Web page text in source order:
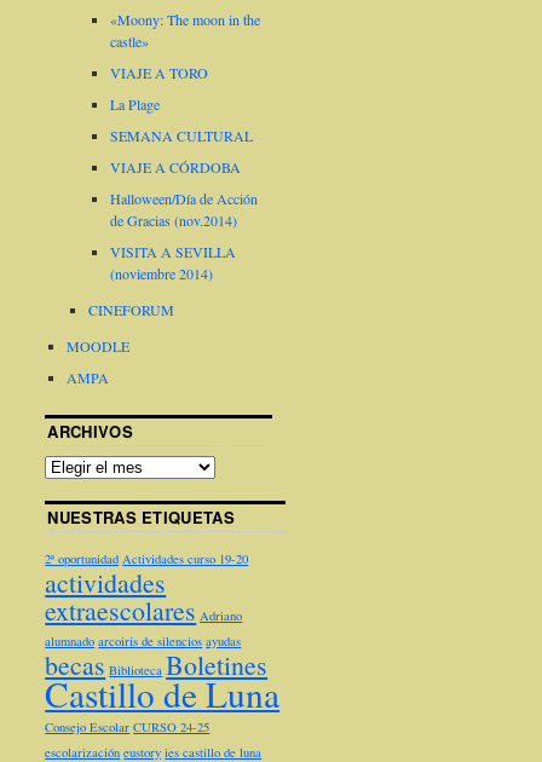
«Moony: The moon in the
castle»
VIAJE A TORO
La Plage
SEMANA CULTURAL
VIAJE A CÓRDOBA
Halloween/Día de Acción
de Gracias (nov.2014)
VISITA A SEVILLA
(noviembre 2014)
CINEFORUM
MOODLE
AMPA
ARCHIVOS
NUESTRAS ETIQUETAS
2ª oportunidad Actividades curso 19-20
actividades
extraescolares Adriano
alumnado arcoiris de silencios ayudas
becas Biblioteca Boletines
Castillo de Luna
Consejo Escolar CURSO 24-25
escolarización eustory ies castillo de luna